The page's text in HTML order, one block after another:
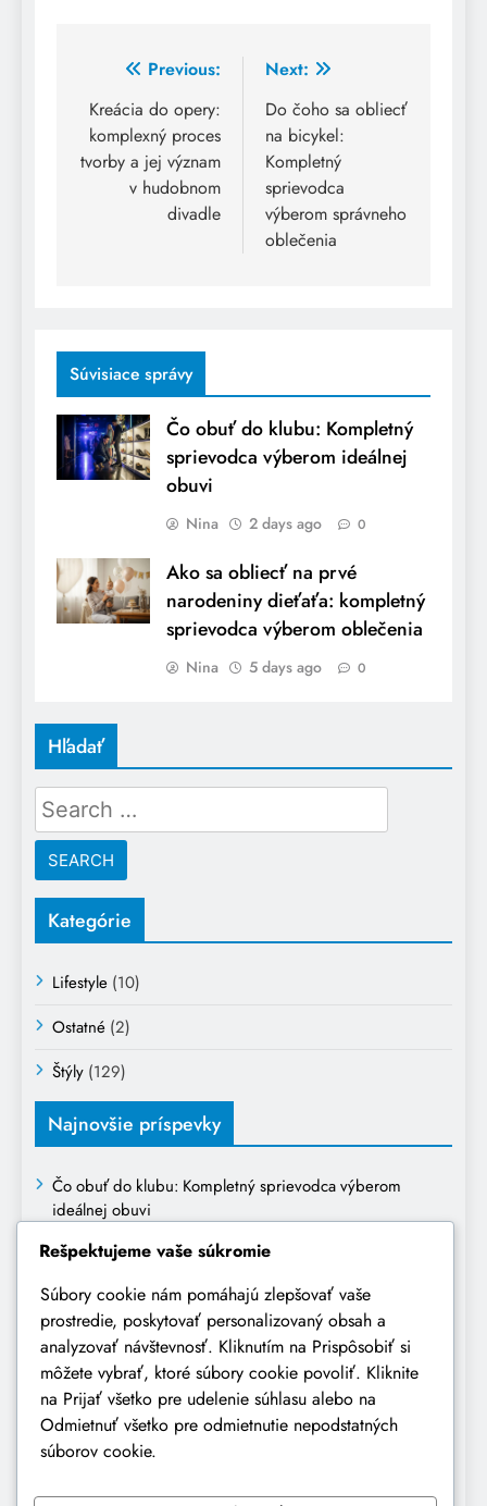
Post
navigation
Previous:
Kreácia do opery:
komplexný proces
tvorby a jej význam
v hudobnom
divadle
Next:
Do čoho sa obliecť
na bicykel:
Kompletný
sprievodca
výberom správneho
oblečenia
Súvisiace správy
Čo obuť do klubu: Kompletný
sprievodca výberom ideálnej
obuvi
Nina 2 days ago 0
Ako sa obliecť na prvé
narodeniny dieťaťa: kompletný
sprievodca výberom oblečenia
Nina 5 days ago 0
Hľadať
Search
for:
Kategórie
Lifestyle (10)
Ostatné (2)
Štýly (129)
Najnovšie príspevky
Čo obuť do klubu: Kompletný sprievodca výberom
ideálnej obuvi
Ako sa obliecť na prvé narodeniny dieťaťa: kompletný
Oblečenie na pohreb: Kompletný sprievodca vhodným a
úctivým oblečením
Ako sa obliecť na obchodné stretnutie: Kompletný
sprievodca profesionálnym vzhľadom
Džínsy zvonáče sa vracajú do módy: retro štýl s
Rešpektujeme vaše súkromie
Súbory cookie nám pomáhajú zlepšovať vaše
prostredie, poskytovať personalizovaný obsah a
analyzovať návštevnosť. Kliknutím na Prispôsobiť si
môžete vybrať, ktoré súbory cookie povoliť. Kliknite
na Prijať všetko pre udelenie súhlasu alebo na
Odmietnuť všetko pre odmietnutie nepodstatných
súborov cookie.